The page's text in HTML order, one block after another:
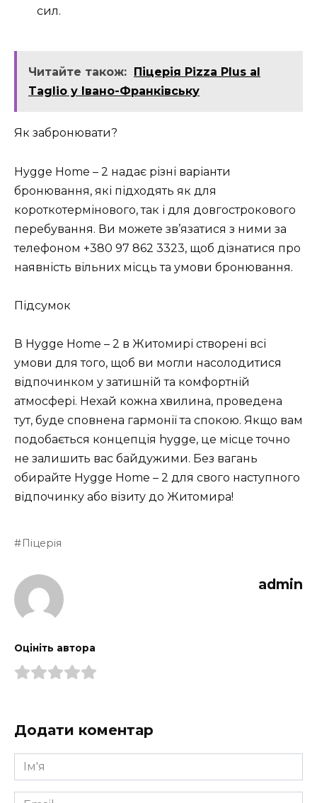
сил.
Читайте також:
Піцерія Pizza Plus al
Taglio у Івано-Франківську
Як забронювати?
Hygge Home – 2 надає різні варіанти
бронювання, які підходять як для
короткотермінового, так і для довгострокового
перебування. Ви можете зв’язатися з ними за
телефоном +380 97 862 3323, щоб дізнатися про
наявність вільних місць та умови бронювання.
Підсумок
В Hygge Home – 2 в Житомирі створені всі
умови для того, щоб ви могли насолодитися
відпочинком у затишній та комфортній
атмосфері. Нехай кожна хвилина, проведена
тут, буде сповнена гармонії та спокою. Якщо вам
подобається концепція hygge, це місце точно
не залишить вас байдужими. Без вагань
обирайте Hygge Home – 2 для свого наступного
відпочинку або візиту до Житомира!
Піцерія
admin
Оцініть автора
Додати коментар
Ім'я
*
Email